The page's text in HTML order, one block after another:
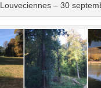
Louveciennes – 30